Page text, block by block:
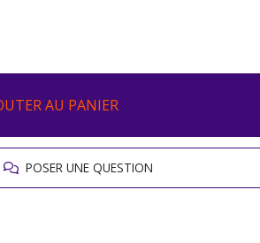
AU PANIER
POSER UNE QUESTION